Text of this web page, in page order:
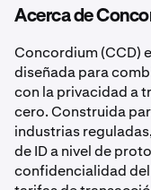
Acerca de
Concordium (CCD)
diseñada para
con la privacidad a
cero. Construida
industrias
de ID a nivel de
confidencialidad